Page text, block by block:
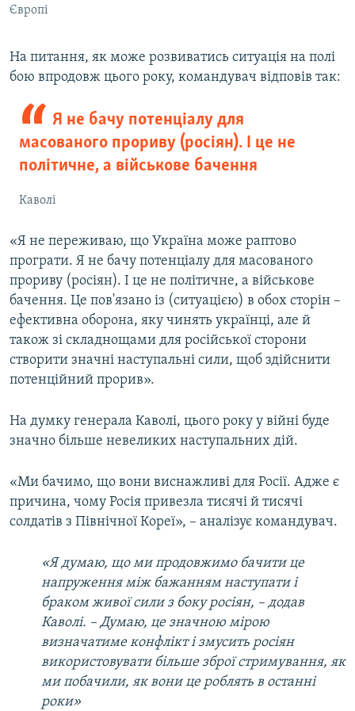
Європі
На питання, як може розвиватись ситуація на полі
бою впродовж цього року, командувач відповів так:
Я не бачу потенціалу для
масованого прориву (росіян). І це не
політичне, а військове бачення
Каволі
«Я не переживаю, що Україна може раптово
програти. Я не бачу потенціалу для масованого
прориву (росіян). І це не політичне, а військове
бачення. Це пов'язано із (ситуацією) в обох сторін –
ефективна оборона, яку чинять українці, але й
також зі складнощами для російської сторони
створити значні наступальні сили, щоб здійснити
потенційний прорив».
На думку генерала Каволі, цього року у війні буде
значно більше невеликих наступальних дій.
«Ми бачимо, що вони виснажливі для Росії. Адже є
причина, чому Росія привезла тисячі й тисячі
солдатів з Північної Кореї», – аналізує командувач.
«Я думаю, що ми продовжимо бачити це
напруження між бажанням наступати і
браком живої сили з боку росіян, – додав
Каволі. – Думаю, це значною мірою
визначатиме конфлікт і змусить росіян
використовувати більше зброї стримування, як
ми побачили, як вони це роблять в останні
роки»